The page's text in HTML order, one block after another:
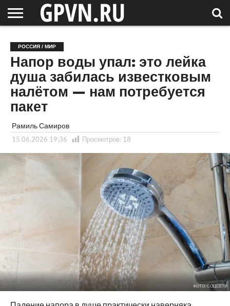
ОБЛАСТЬ
НОВОСТИ
СОСЕДЕЙ
РОССИЯ
/ МИР
СПЕЦПРОЕКТЫ
БЛОГ
СТАТЬИ
ФОТОРЕПОРТАЖИ
ИНТЕРВЬЮ
ОБЪЕКТЫ
ПОДБОРКИ
РОССИЯ / МИР
Напор воды упал: это лейка
душа забилась известковым
налётом — нам потребуется
пакет
Рамиль Самиров
15.06.2026 19:36 Просмотров: 18
ФОТО: СОЦСЕТИ